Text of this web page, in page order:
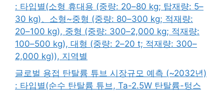
: 타입별(소형 휴대용 (중량: 20–80 kg; 탑재량: 5–
30 kg)、소형~중형 (중량: 80–300 kg; 적재량:
20–100 kg), 중형 (중량: 300–2,000 kg; 적재량:
100–500 kg), 대형 (중량: 2–20 t; 적재량: 300–
2,000 kg)), 지역별
글로벌 용접 탄탈륨 튜브 시장규모 예측 (~2032년)
: 타입별(순수 탄탈륨 튜브, Ta-2.5W 탄탈륨-텅스